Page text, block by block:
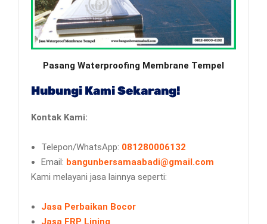
Pasang Waterproofing Membrane Tempel
Hubungi Kami Sekarang!
Kontak Kami:
Telepon/WhatsApp: 081280006132
Email: bangunbersamaabadi@gmail.com
Kami melayani jasa lainnya seperti:
Jasa Perbaikan Bocor
Jasa FRP Lining